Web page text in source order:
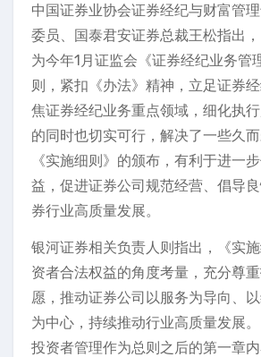
中国证券业协会证券经纪与财富管
委员、国泰君安证券总裁王松指出
为今年1月证监会《证券经纪业务管
则，紧扣《办法》精神，立足证券
焦证券经纪业务重点领域，细化执
的同时也切实可行，解决了一些久而
《实施细则》的颁布，有利于进一
益，促进证券公司规范经营、倡导
券行业高质量发展。
银河证券相关负责人则指出，《实
资者合法权益的角度考量，充分尊
愿，推动证券公司以服务为导向、
为中心，持续推动行业高质量发展
投资者管理作为总则之后的第一章